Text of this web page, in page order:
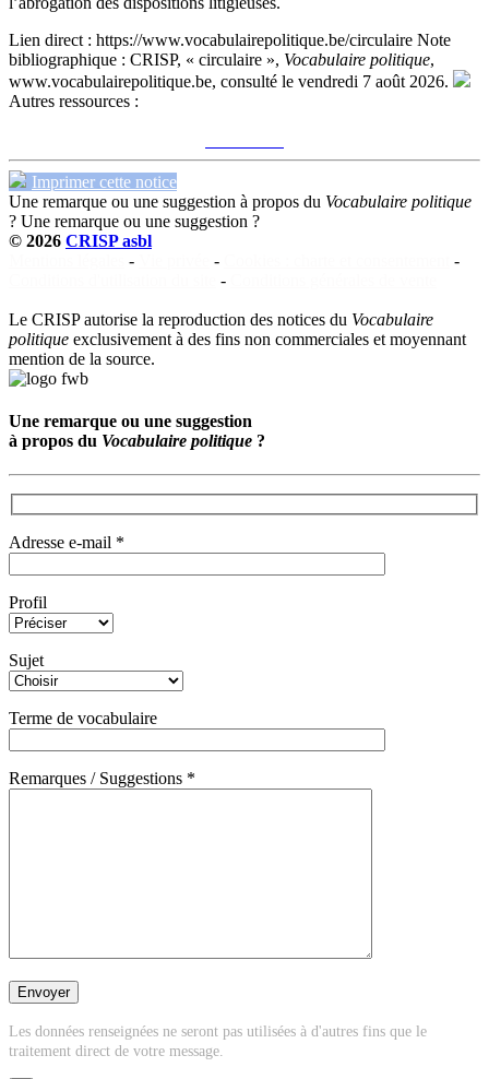
Lien direct : https://www.vocabulairepolitique.be/circulaire Note
bibliographique : CRISP, « circulaire », Vocabulaire politique,
www.vocabulairepolitique.be, consulté le vendredi 7 août 2026.
Autres ressources :
Imprimer cette notice
Une remarque ou une suggestion à propos du Vocabulaire politique
? Une remarque ou une suggestion ?
© 2026 CRISP asbl
- -
-
-
Le CRISP autorise la reproduction des notices du Vocabulaire
politique exclusivement à des fins non commerciales et moyennant
mention de la source.
Une remarque ou une suggestion
à propos du Vocabulaire politique ?
Adresse e-mail *
Profil
Sujet
Terme de vocabulaire
Remarques / Suggestions *
Les données renseignées ne seront pas utilisées à d'autres fins que le
traitement direct de votre message.